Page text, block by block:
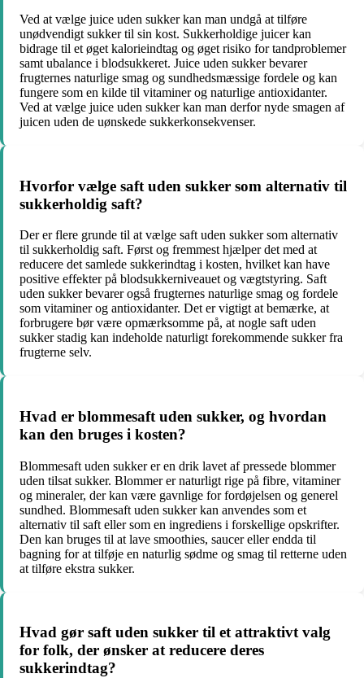
Ved at vælge juice uden sukker kan man undgå at tilføre
unødvendigt sukker til sin kost. Sukkerholdige juicer kan
bidrage til et øget kalorieindtag og øget risiko for tandproblemer
samt ubalance i blodsukkeret. Juice uden sukker bevarer
frugternes naturlige smag og sundhedsmæssige fordele og kan
fungere som en kilde til vitaminer og naturlige antioxidanter.
Ved at vælge juice uden sukker kan man derfor nyde smagen af
juicen uden de uønskede sukkerkonsekvenser.
Hvorfor vælge saft uden sukker som alternativ til
sukkerholdig saft?
Der er flere grunde til at vælge saft uden sukker som alternativ
til sukkerholdig saft. Først og fremmest hjælper det med at
reducere det samlede sukkerindtag i kosten, hvilket kan have
positive effekter på blodsukkerniveauet og vægtstyring. Saft
uden sukker bevarer også frugternes naturlige smag og fordele
som vitaminer og antioxidanter. Det er vigtigt at bemærke, at
forbrugere bør være opmærksomme på, at nogle saft uden
sukker stadig kan indeholde naturligt forekommende sukker fra
frugterne selv.
Hvad er blommesaft uden sukker, og hvordan
kan den bruges i kosten?
Blommesaft uden sukker er en drik lavet af pressede blommer
uden tilsat sukker. Blommer er naturligt rige på fibre, vitaminer
og mineraler, der kan være gavnlige for fordøjelsen og generel
sundhed. Blommesaft uden sukker kan anvendes som et
alternativ til saft eller som en ingrediens i forskellige opskrifter.
Den kan bruges til at lave smoothies, saucer eller endda til
bagning for at tilføje en naturlig sødme og smag til retterne uden
at tilføre ekstra sukker.
Hvad gør saft uden sukker til et attraktivt valg
for folk, der ønsker at reducere deres
sukkerindtag?